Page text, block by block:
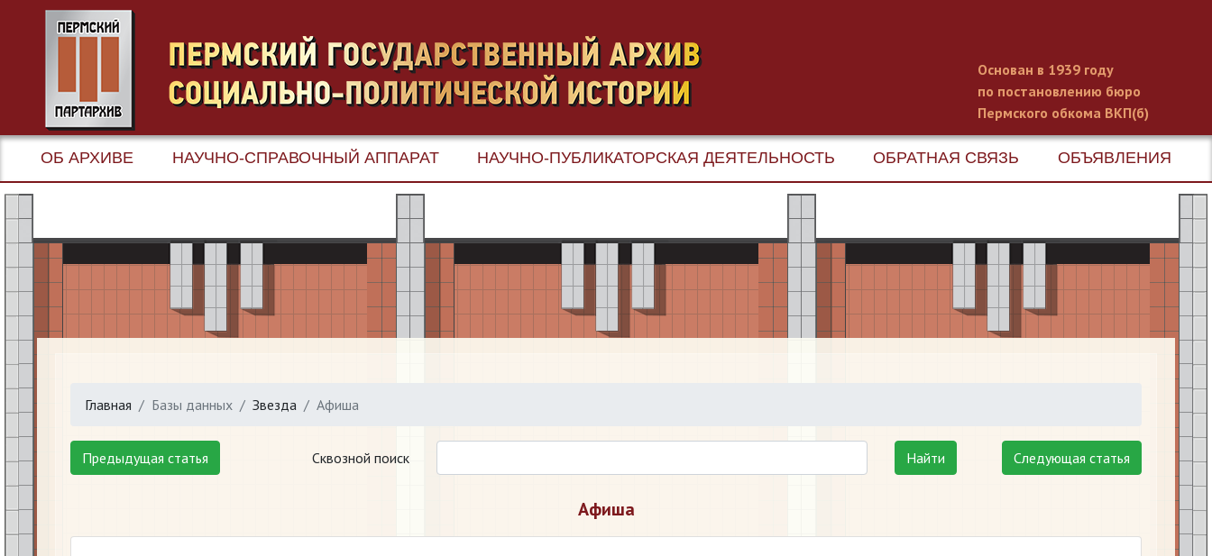
Основан в 1939 году
по постановлению бюро
Пермского обкома ВКП(б)
ОБ АРХИВЕ НАУЧНО-СПРАВОЧНЫЙ АППАРАТ НАУЧНО-ПУБЛИКАТОРСКАЯ ДЕЯТЕЛЬНОСТЬ ОБРАТНАЯ СВЯЗЬ ОБЪЯВЛЕНИЯ
Главная Базы данных Звезда Афиша
Предыдущая статья Сквозной поиск Найти Следующая статья
Афиша